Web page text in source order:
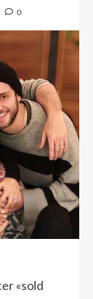
0
«sold